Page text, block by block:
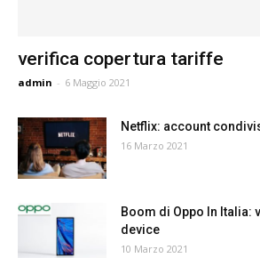
verifica copertura tariffe
admin - 6 Maggio 2021
Netflix: account
16 Marzo 2021
Boom di Oppo In Italia:
device
10 Marzo 2021